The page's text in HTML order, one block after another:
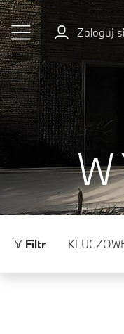
Przejdź do głównej
Zaloguj
Filtr